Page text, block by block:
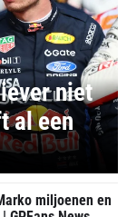
niet
al een
miljoenen en